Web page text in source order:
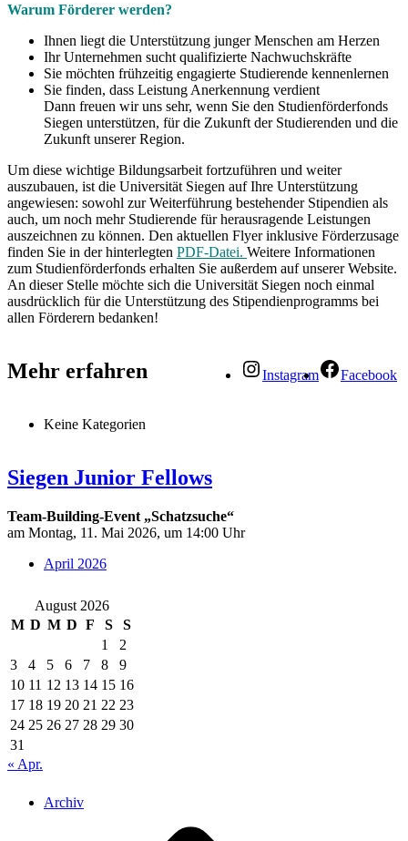
Warum Förderer werden?
Ihnen liegt die Unterstützung junger Menschen am Herzen
Ihr Unternehmen sucht qualifizierte Nachwuchskräfte
Sie möchten frühzeitig engagierte Studierende kennenlernen
Sie finden, dass Leistung Anerkennung verdient
Dann freuen wir uns sehr, wenn Sie den Studienförderfonds
Siegen unterstützen, für die Zukunft der Studierenden und die
Zukunft unserer Region.
Um diese wichtige Bildungsarbeit fortzuführen und weiter
auszubauen, ist die Universität Siegen auf Ihre Unterstützung
angewiesen: sowohl zur Weiterführung bestehender Stipendien als
auch, um noch mehr Studierende für herausragende Leistungen
auszeichnen zu können. Den aktuellen Flyer inklusive Förderzusage
finden Sie in der hinterlegten PDF-Datei. Weitere Informationen
zum Studienförderfonds erhalten Sie außerdem auf unserer Website.
An dieser Stelle möchte sich die Universität Siegen noch einmal
ausdrücklich für die Unterstützung des Stipendienprogramms bei
allen Förderern bedanken!
Mehr erfahren Instagram Facebook
Keine Kategorien
Siegen Junior Fellows
Team-Building-Event „Schatzsuche“
am Montag, 11. Mai 2026, um 14:00 Uhr
April 2026
August 2026
M D M D F S
S
1
2
3
4 5 6 7 8
9
10 11 12 13 14 15 16
17 18 19 20 21 22 23
24 25 26 27 28 29 30
31
« Apr.
Archiv